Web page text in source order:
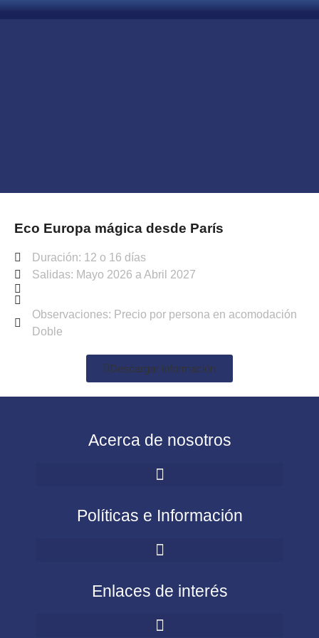
Eco Europa mágica desde París
Duración: 12 o 16 días
Salidas: Mayo 2026 a Abril 2027
Observaciones: Precio por persona en acomodación
Doble
Descargar información
Acerca de nosotros
Políticas e Información
Enlaces de interés